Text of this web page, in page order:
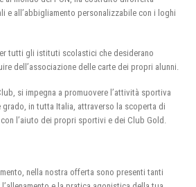
e all’abbigliamento personalizzabile con i loghi
tutti gli istituti scolastici che desiderano
dell’associazione delle carte dei propri alunni.
si impegna a promuovere l’attività sportiva
in tutta Italia, attraverso la scoperta di
l’aiuto dei propri sportivi e dei Club Gold.
nella nostra offerta sono presenti tanti